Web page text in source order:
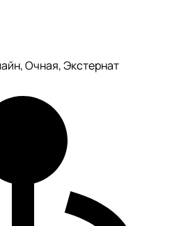
Очная, Экстернат